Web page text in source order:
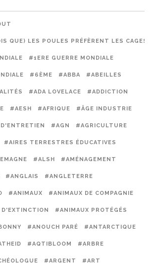
QUE) LES POULES PRÉFÈRENT LES CAGES
#1ERE GUERRE MONDIALE
#6ÈME #ABBA #ABEILLES
#ADA LOVELACE #ADDICTION
#AESH #AFRIQUE #ÂGE INDUSTRIE
#AGN #AGRICULTURE
#AIRES TERRESTRES ÉDUCATIVES
#ALSH #AMÉNAGEMENT
#ANGLAIS #ANGLETERRE
#ANIMAUX #ANIMAUX DE COMPAGNIE
D'EXTINCTION #ANIMAUX PROTÉGÉS
#ANOUCH PARÉ #ANTARCTIQUE
#AQTIBLOOM #ARBRE
#ARGENT #ART